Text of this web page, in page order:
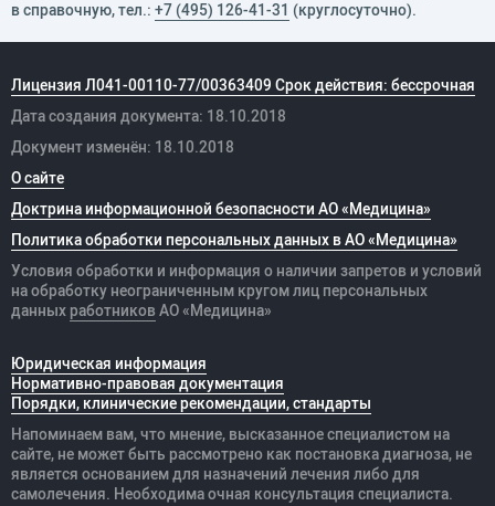
в справочную, тел.: +7 (495) 126-41-31 (круглосуточно).
Лицензия Л041-00110-77/00363409 Срок действия: бессрочная
Дата создания документа: 18.10.2018
Документ изменён: 18.10.2018
О сайте
Доктрина информационной безопасности АО «Медицина»
Политика обработки персональных данных в АО «Медицина»
Условия обработки и информация о наличии запретов и условий
на обработку неограниченным кругом лиц персональных
данных работников АО «Медицина»
Юридическая информация
Нормативно-правовая документация
Порядки, клинические рекомендации, стандарты
Напоминаем вам, что мнение, высказанное специалистом на
сайте, не может быть рассмотрено как постановка диагноза, не
является основанием для назначений лечения либо для
самолечения. Необходима очная консультация специалиста.